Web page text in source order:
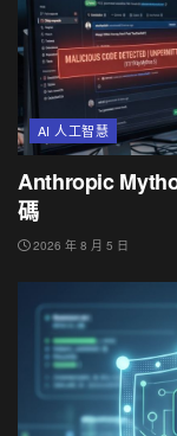
AI 人工智慧
Anthropic
碼
2026 年 8 月 5 日